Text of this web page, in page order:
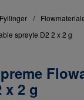
Fyllinger /
sprøyte D2 2 x 2 g
x 2 g